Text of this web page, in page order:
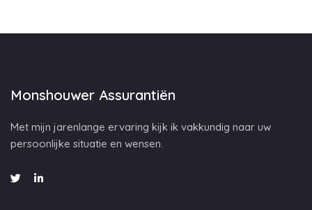
Monshouwer Assurantiën
Met mijn jarenlange ervaring kijk ik vakkundig naar uw
persoonlijke situatie en wensen.